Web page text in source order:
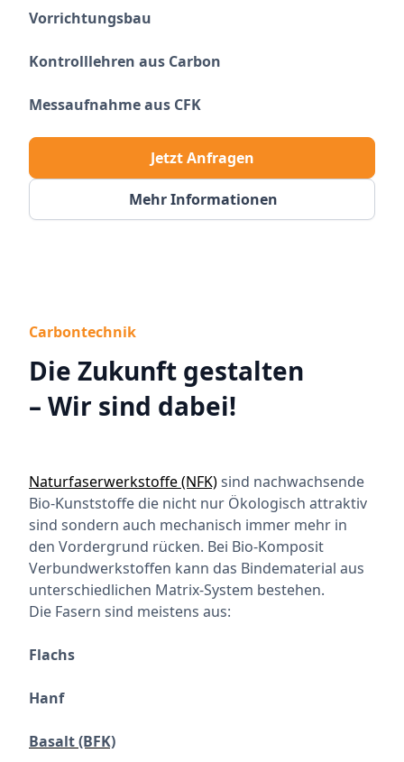
Vorrichtungsbau
Kontrolllehren aus Carbon
Messaufnahme aus CFK
Mehr Informationen
Jetzt Anfragen
Carbontechnik
Die Zukunft gestalten
– Wir sind dabei!
Naturfaserwerkstoffe (NFK)sind nachwachsende
Bio-Kunststoffe die nicht nur Ökologisch attraktiv
sind sondern auch mechanisch immer mehr in
den Vordergrund rücken. Bei Bio-Komposit
Verbundwerkstoffen kann das Bindematerial aus
unterschiedlichen Matrix-System bestehen.
Die Fasern sind meistens aus:
Flachs
Hanf
Basalt (BFK)